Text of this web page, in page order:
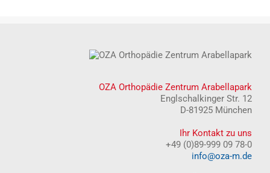
OZA Orthopädie Zentrum Arabellapark
Englschalkinger Str. 12
D-81925 München
Ihr Kontakt zu uns
+49 (0)89-999 09 78-0
info@oza-m.de